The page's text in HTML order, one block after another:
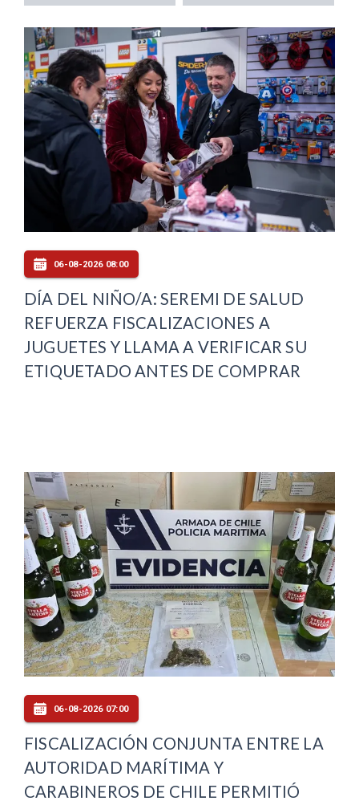
06-08-2026 08:00
DÍA DEL NIÑO/A: SEREMI DE SALUD
REFUERZA FISCALIZACIONES A
JUGUETES Y LLAMA A VERIFICAR SU
ETIQUETADO ANTES DE COMPRAR
06-08-2026 07:00
FISCALIZACIÓN CONJUNTA ENTRE LA
AUTORIDAD MARÍTIMA Y
CARABINEROS DE CHILE PERMITIÓ